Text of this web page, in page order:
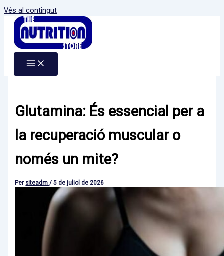
Vés al contingut
Glutamina: És essencial per a
la recuperació muscular o
només un mite?
Per siteadm/5 de juliol de 2026